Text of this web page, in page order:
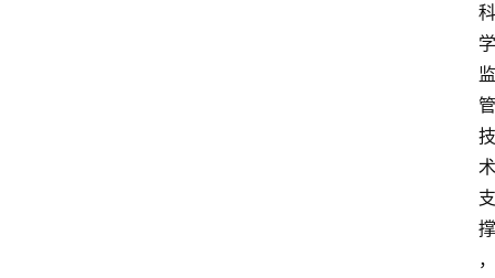
科
学
监
管
技
术
支
撑
，